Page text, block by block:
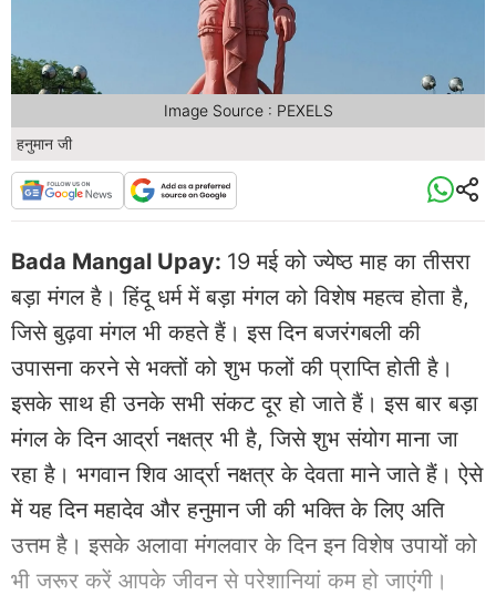
हनुमान जी
Image Source : PEXELS
Bada Mangal Upay: 19 मई को ज्येष्ठ माह का तीसरा
बड़ा मंगल है। हिंदू धर्म में बड़ा मंगल को विशेष महत्व होता है,
जिसे बुढ़वा मंगल भी कहते हैं। इस दिन बजरंगबली की
उपासना करने से भक्तों को शुभ फलों की प्राप्ति होती है।
इसके साथ ही उनके सभी संकट दूर हो जाते हैं। इस बार बड़ा
मंगल के दिन आर्द्रा नक्षत्र भी है, जिसे शुभ संयोग माना जा
रहा है। भगवान शिव आर्द्रा नक्षत्र के देवता माने जाते हैं। ऐसे
में यह दिन महादेव और हनुमान जी की भक्ति के लिए अति
उत्तम है। इसके अलावा मंगलवार के दिन इन विशेष उपायों को
भी जरूर करें आपके जीवन से परेशानियां कम हो जाएंगी।